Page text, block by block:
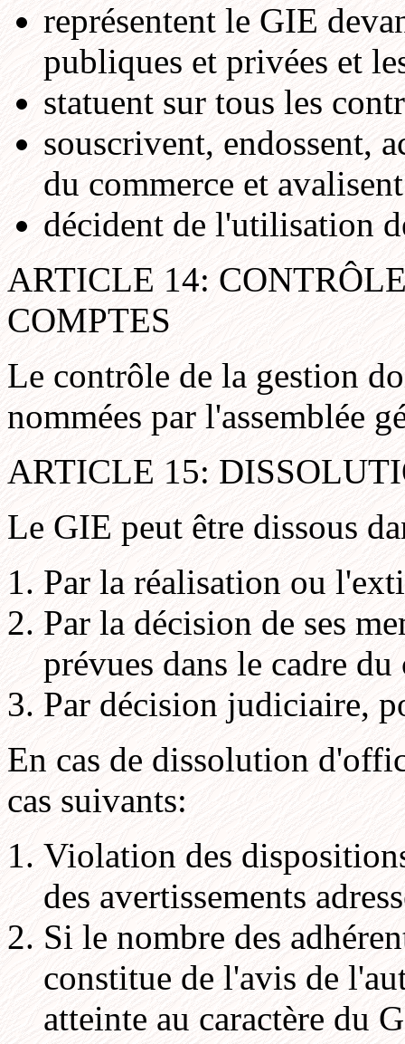
représentent le GIE
publiques et privées et
statuent sur tous les
souscrivent, endossent,
du commerce et
décident de l'utilisation
ARTICLE 14:
COMPTES
Le contrôle de la gestion
nommées par l'assemblée
ARTICLE 15:
Le GIE peut être dissous
Par la réalisation ou
Par la décision de ses
prévues dans le cadre
Par décision judiciaire,
En cas de dissolution
cas suivants:
Violation des
des avertissements
Si le nombre des
constitue de l'avis de
atteinte au caractère du